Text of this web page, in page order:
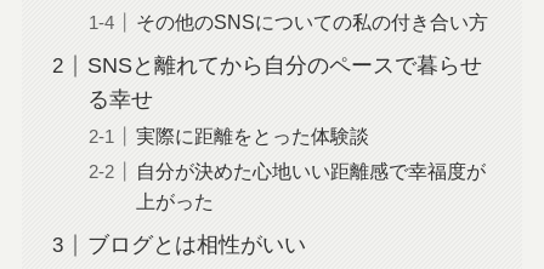
その他のSNSについての私の付き合い方
SNSと離れてから自分のペースで暮らせ
る幸せ
実際に距離をとった体験談
自分が決めた心地いい距離感で幸福度が
上がった
ブログとは相性がいい